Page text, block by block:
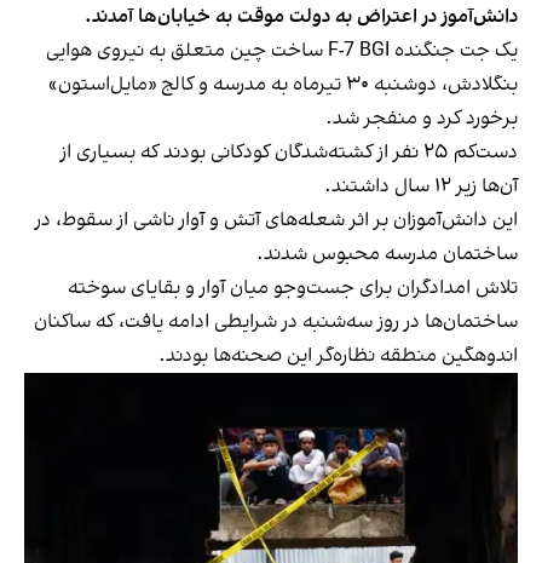
دانش‌آموز در اعتراض به دولت موقت به خیابان‌ها آمدند.
یک جت جنگنده F-7 BGI ساخت چین متعلق به نیروی هوایی
بنگلادش، دوشنبه ۳۰ تیرماه به مدرسه و کالج «مایل‌استون»
برخورد کرد و منفجر شد.
دست‌کم ۲۵ نفر از کشته‌شدگان کودکانی بودند که بسیاری از
آن‌ها زیر ۱۲ سال داشتند.
این دانش‌آموزان بر اثر شعله‌های آتش و آوار ناشی از سقوط، در
ساختمان مدرسه محبوس شدند.
تلاش امدادگران برای جست‌وجو میان آوار و بقایای سوخته
ساختمان‌ها در روز سه‌شنبه در شرایطی ادامه یافت، که ساکنان
اندوهگین منطقه نظاره‌گر این صحنه‌ها بودند.